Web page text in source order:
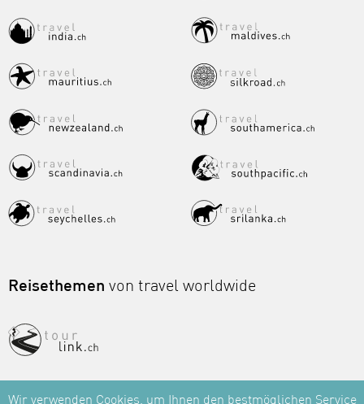
Reisethemen von travel worldwide
Wir verwenden Cookies, um Ihnen den bestmöglichen Service